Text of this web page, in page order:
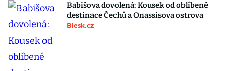
Babišova dovolená: Kousek od oblíbené
destinace Čechů a Onassisova ostrova
Blesk.cz